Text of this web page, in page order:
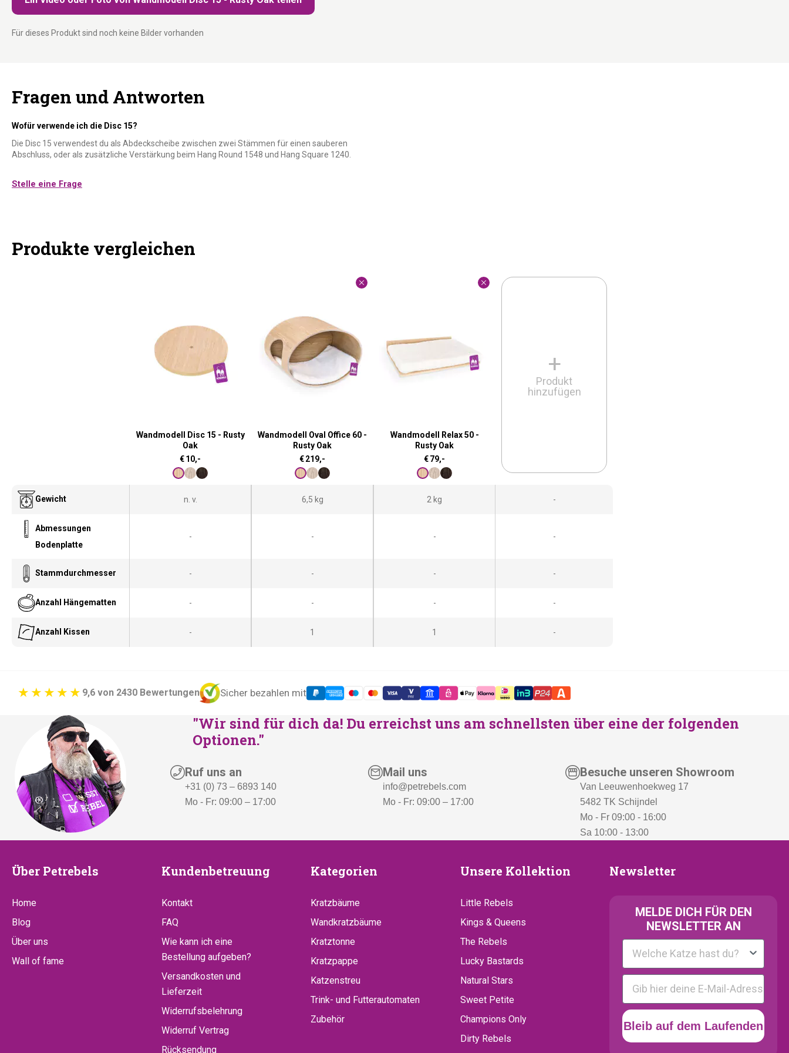
Für dieses Produkt sind noch keine Bilder vorhanden
Fragen und Antworten
Wofür verwende ich die Disc 15?
Die Disc 15 verwendest du als Abdeckscheibe zwischen zwei Stämmen für einen sauberen
Abschluss, oder als zusätzliche Verstärkung beim Hang Round 1548 und Hang Square 1240.
Stelle eine Frage
Produkte vergleichen
Wandmodell Disc 15 - Rusty
Oak
€10,-
Wandmodell Oval Office 60 -
Rusty Oak
€219,-
Wandmodell Relax 50 -
Rusty Oak
€79,-
+
Produkt
hinzufügen
Gewicht n. v. 6,5 kg 2 kg -
Abmessungen
Bodenplatte
- - - -
Stammdurchmesser - - - -
Anzahl Hängematten - - - -
Anzahl Kissen - 1 1 -
Sicher bezahlen mit
9,6 von 2430 Bewertungen
"Wir sind für dich da! Du erreichst uns am schnellsten über eine der folgenden
Optionen."
Ruf uns an
+31 (0) 73 – 6893 140
Mo - Fr: 09:00 – 17:00
Mail uns
info@petrebels.com
Mo - Fr: 09:00 – 17:00
Besuche unseren Showroom
Van Leeuwenhoekweg 17
5482 TK Schijndel
Mo - Fr 09:00 - 16:00
Sa 10:00 - 13:00
Über
Petrebels
Über Petrebels
Home
Blog
Über uns
Wall of fame
Kundenbetreuung
Kundenbetreuung
Kontakt
FAQ
Wie kann ich eine
Bestellung aufgeben?
Versandkosten und
Lieferzeit
Widerrufsbelehrung
Widerruf Vertrag
Rücksendung
Kategorien
Kategorien
Kratzbäume
Wandkratzbäume
Kratztonne
Kratzpappe
Katzenstreu
Trink- und Futterautomaten
Zubehör
Unsere
Kollektion
Unsere Kollektion
Little Rebels
Kings & Queens
The Rebels
Lucky Bastards
Natural Stars
Sweet Petite
Champions Only
Dirty Rebels
Newsletter
Newsletter
MELDEDICH FÜR DEN
NEWSLETTER AN
Kattenras
E-mail
Bleib auf dem Laufenden